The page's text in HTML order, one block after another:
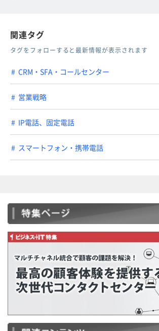
関連タグ
タグをフォローすると最新情報が表示されます
CRM・SFA・コールセンター
営業戦略
IP電話、固定電話
スマートフォン・携帯電話